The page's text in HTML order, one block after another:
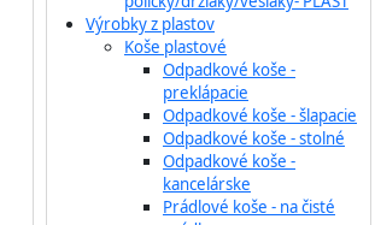
Výrobky z plastov
Koše plastové
Odpadkové koše -
preklápacie
Odpadkové koše - šlapacie
Odpadkové koše - stolné
Odpadkové koše -
kancelárske
Prádlové koše - na čisté